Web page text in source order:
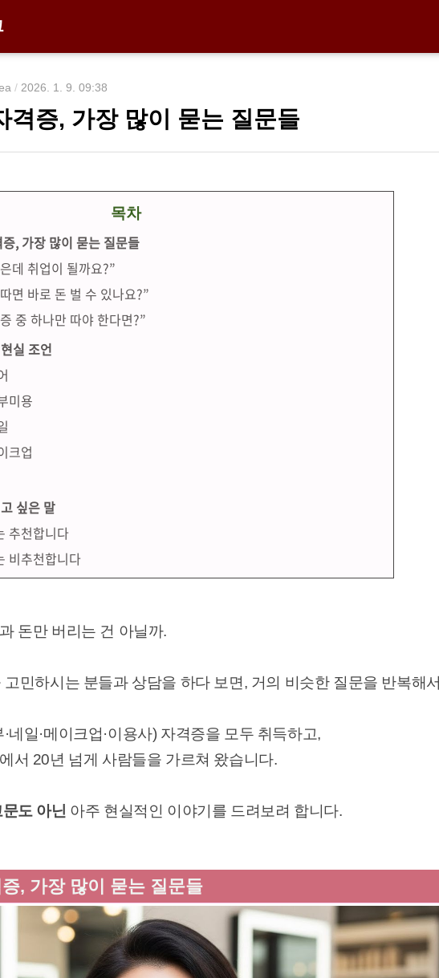
/ 2026. 1. 9. 09:38
격증, 가장 많이 묻는 질문들
목차
, 가장 많이 묻는 질문들
데 취업이 될까요?”
면 바로 돈 벌 수 있나요?”
중 하나만 따야 한다면?”
실 조언
미용
크업
싶은 말
추천합니다
비추천합니다
돈만 버리는 건 아닐까.
민하시는 분들과 상담을 하다 보면, 거의 비슷한 질문을 반복해서
네일·메이크업·이용사) 자격증을 모두 취득하고,
서 20년 넘게 사람들을 가르쳐 왔습니다.
도 아닌 아주 현실적인 이야기를 드려보려 합니다.
, 가장 많이 묻는 질문들